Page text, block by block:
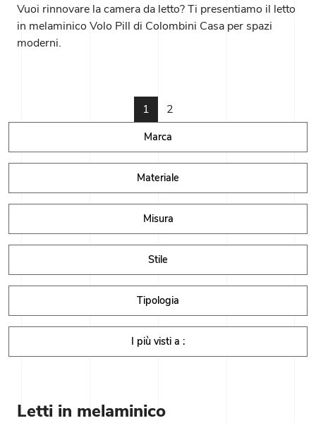
Vuoi rinnovare la camera da letto? Ti presentiamo il letto
in melaminico Volo Pill di Colombini Casa per spazi
moderni.
1 2
Marca
Materiale
Misura
Stile
Tipologia
I più visti a :
Letti in melaminico